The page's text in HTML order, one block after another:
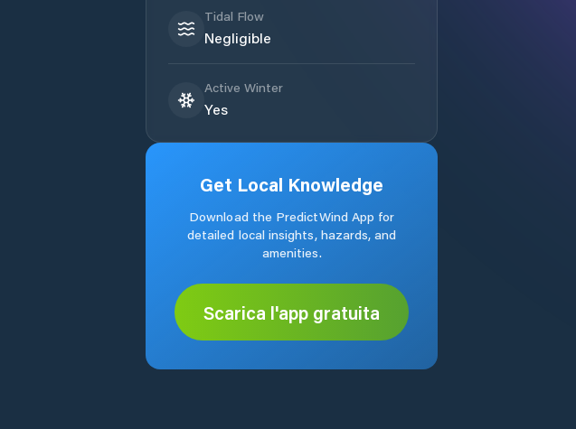
Tidal Flow
Negligible
Active Winter
Yes
Get Local Knowledge
Download the PredictWind App for
detailed local insights, hazards, and
amenities.
Scarica l'app gratuita